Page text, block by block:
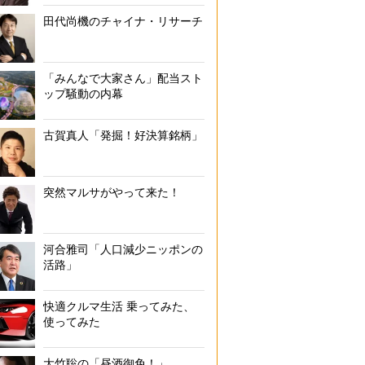
田代尚機のチャイナ・リサーチ
「みんなで大家さん」配当スト
ップ騒動の内幕
古賀真人「発掘！好決算銘柄」
突然マルサがやって来た！
河合雅司「人口減少ニッポンの
活路」
快適クルマ生活 乗ってみた、
使ってみた